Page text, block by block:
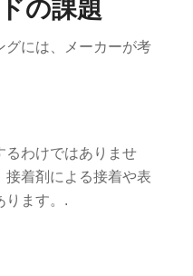
の課題
グには、メーカーが考
るわけではありませ
接着剤による接着や表
ります。.